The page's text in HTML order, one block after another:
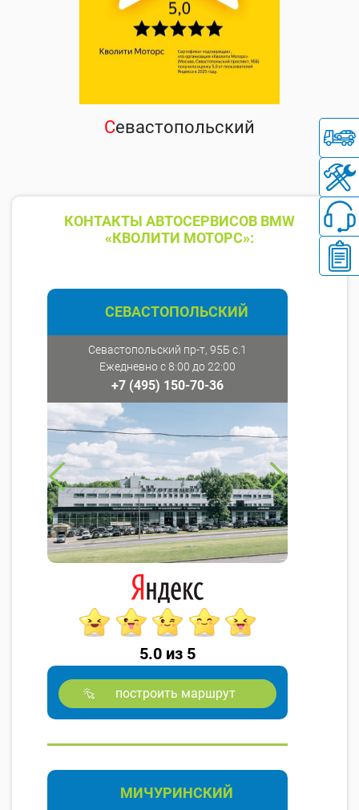
Севастопольский
КОНТАКТЫ АВТОСЕРВИСОВ BMW
«КВОЛИТИ МОТОРС»:
СЕВАСТОПОЛЬСКИЙ
Севастопольский пр-т, 95Б с.1
Ежедневно с 8:00 до 22:00
+7 (495) 150-70-36
5.0 из 5
построить маршрут
МИЧУРИНСКИЙ